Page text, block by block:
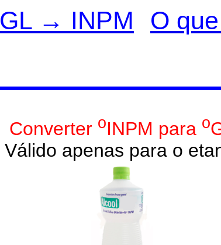
GL → INPM
O
Converter oINPM para o
Válido apenas para o